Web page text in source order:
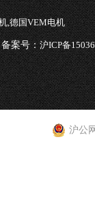
,德国VEM电机
案号：沪ICP备
沪公